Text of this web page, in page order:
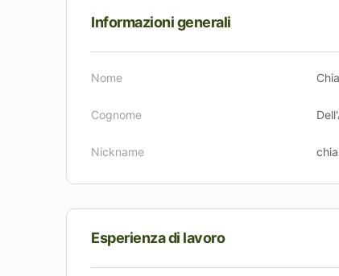
Informazioni generali
Nome
Cognome
Nickname
Esperienza di lavoro